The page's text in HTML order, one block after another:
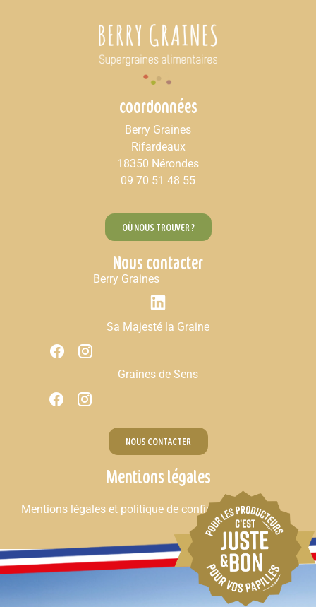
coordonnées
Berry Graines
Rifardeaux
18350 Nérondes
09 70 51 48 55
OÙ NOUS TROUVER ?
Nous contacter
Berry Graines
Sa Majesté la Graine
Graines de Sens
NOUS CONTACTER
Mentions légales
Mentions légales et politique de confidentialité